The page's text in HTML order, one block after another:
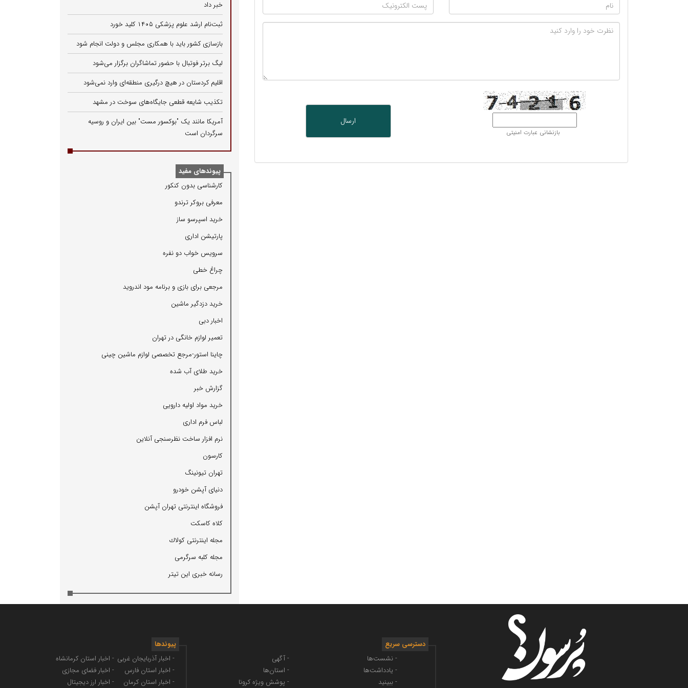
بازنشانی عبارت امنیتی
خبر داد
ثبت‌نام ارشد علوم پزشکی ۱۴۰۵ کلید خورد
بازسازی کشور باید با همکاری مجلس و دولت انجام شود
لیگ برتر فوتبال با حضور تماشاگران برگزار می‌شود
اقلیم کردستان در هیچ درگیری منطقه‌ای وارد نمی‌شود
تکذیب شایعه قطعی جایگاه‌های سوخت در مشهد
آمریکا مانند یک "بوکسور مست" بین ایران و روسیه
سرگردان است
پیوندهای مفید
كارشناسی بدون كنكور
معرفی بروكر ترندو
خرید اسپرسو ساز
پارتیشن اداری
سرویس خواب دو نفره
چراغ خطی
مرجعی برای بازی و برنامه مود اندروید
خرید دزدگیر ماشین
اخبار دبی
تعمیر لوازم خانگی در تهران
چاینا استور-مرجع تخصصی لوازم ماشین چینی
خرید طلای آب شده
گزارش خبر
خرید مواد اولیه دارویی
لباس فرم اداری
نرم افزار ساخت نظرسنجی آنلاین
كارسون
تهران تیونینگ
دنیای آپشن خودرو
فروشگاه اینترنتی تهران آپشن
كلاه كاسكت
مجله اینترنتی كولاك
مجله كلبه سرگرمی
رسانه خبری این تیتر
دسترسی سریع
- نشست‌ها
- یادداشت‌ها
- ببینید
- آگهی
- استان‌ها
- پوشش ویژه کرونا
پیوندها
- اخبار آذربایجان غربی
- اخبار استان فارس
- اخبار استان کرمان
- اخبار استان کرمانشاه
- اخبار فضای مجازی
- اخبار ارز دیجیتال